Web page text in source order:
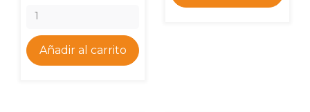
Añadir al carrito